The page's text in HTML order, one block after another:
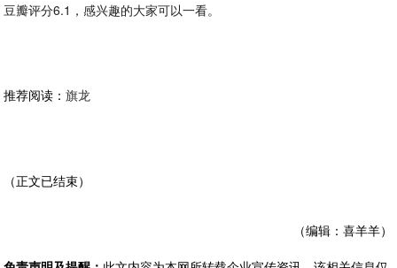
豆瓣评分6.1，感兴趣的大家可以一看。
推荐阅读：旗龙
（正文已结束）
（编辑：喜羊羊）